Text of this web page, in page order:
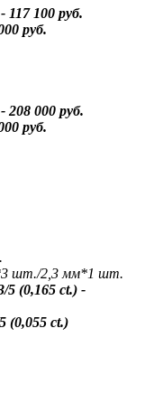
100 руб.
руб.
000 руб.
руб.
шт./2,3 мм*1 шт.
5 (0,165 ct.) -
(0,055 ct.)